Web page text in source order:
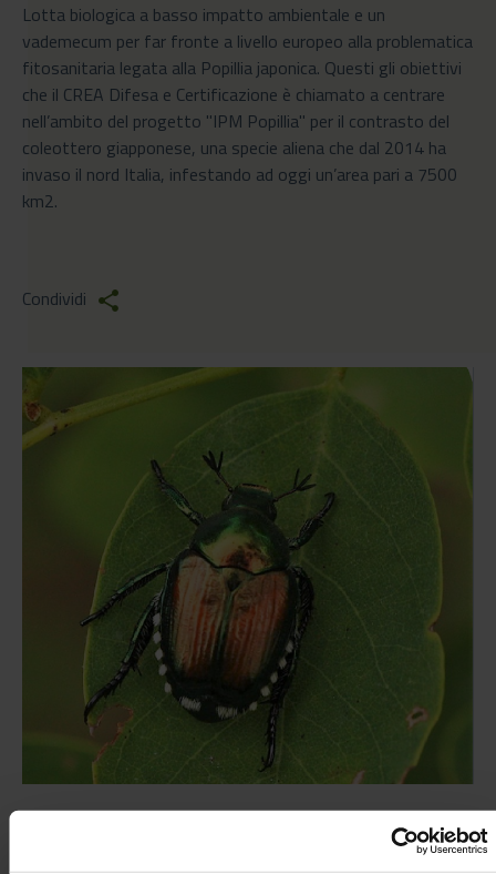
Lotta biologica a basso impatto ambientale e un
vademecum per far fronte a livello europeo alla problematica
fitosanitaria legata alla Popillia japonica. Questi gli obiettivi
che il CREA Difesa e Certificazione è chiamato a centrare
nell’ambito del progetto "IPM Popillia" per il contrasto del
coleottero giapponese, una specie aliena che dal 2014 ha
invaso il nord Italia, infestando ad oggi un’area pari a 7500
km2.
Condividi share